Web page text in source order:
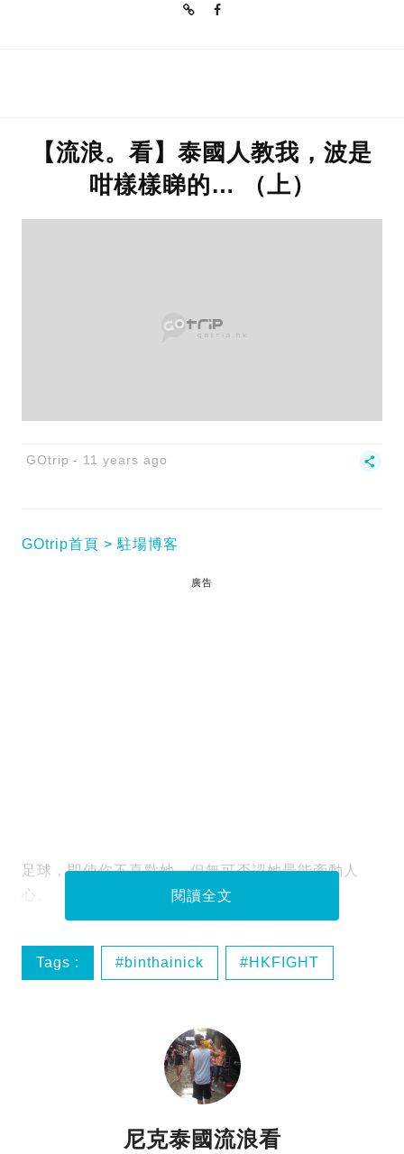
【流浪。看】泰國人教我，波是
咁樣樣睇的… （上）
GOtrip 11 years ago
GOtrip首頁 駐場博客
廣告
足球，即使你不喜歡她，但無可否認她最能牽動人
心。
閱讀全文
Tags : binthainick HKFIGHT
尼克泰國流浪看